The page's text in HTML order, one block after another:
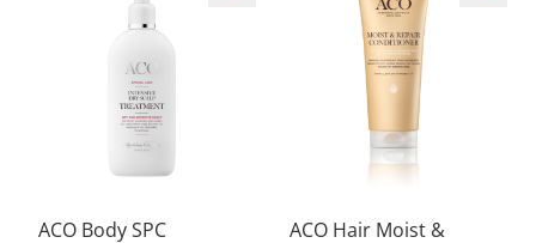
ACO Body SPC
ACO Hair Moist &